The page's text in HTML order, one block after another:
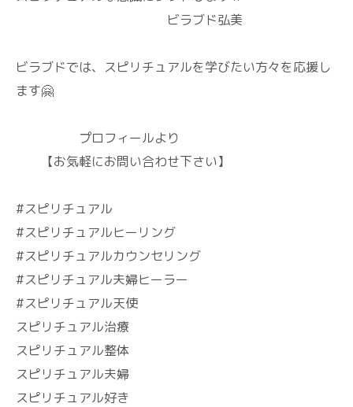
ビラブド弘美
ビラブドでは、スピリチュアルを学びたい方々を応援し
ます🤗
プロフィールより
【お気軽にお問い合わせ下さい】
#スピリチュアル
#スピリチュアルヒーリング
#スピリチュアルカウンセリング
#スピリチュアル夫婦ヒーラー
#スピリチュアル天使
スピリチュアル治療
スピリチュアル整体
スピリチュアル夫婦
スピリチュアル好き